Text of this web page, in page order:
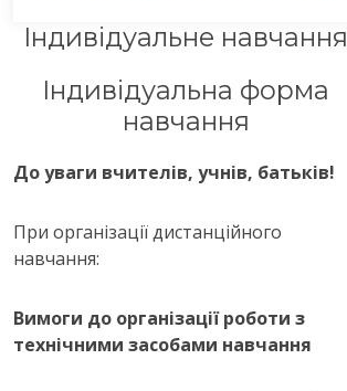
Індивідуальне навчання
Індивідуальна форма
навчання
До уваги вчителів, учнів, батьків!
При організації дистанційного
навчання:
Вимоги до організації роботи з
технічними засобами навчання